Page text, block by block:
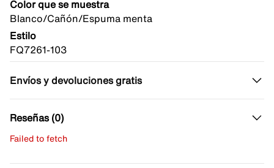
Color que se muestra
Blanco/Cañón/Espuma menta
Estilo
FQ7261-103
Envíos y devoluciones gratis
Reseñas (0)
Failed to fetch